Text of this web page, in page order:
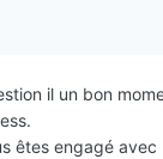
dossier, payé les
et hésite
il un bon
êtes engagé